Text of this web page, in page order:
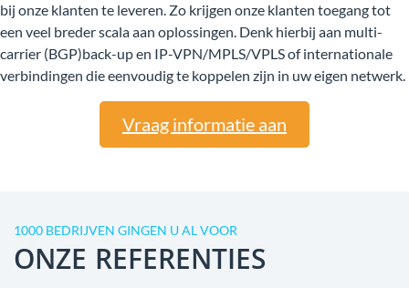
bij onze klanten te leveren. Zo krijgen onze klanten toegang tot
een veel breder scala aan oplossingen. Denk hierbij aan multi-
carrier (BGP)back-up en IP-VPN/MPLS/VPLS of internationale
verbindingen die eenvoudig te koppelen zijn in uw eigen netwerk.
Vraag informatie aan
1000 BEDRIJVEN GINGEN U AL VOOR
ONZE REFERENTIES